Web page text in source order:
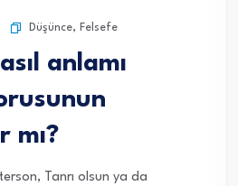
Düşünce, Felsefe
anlamı
mı?
Tanrı olsun ya da